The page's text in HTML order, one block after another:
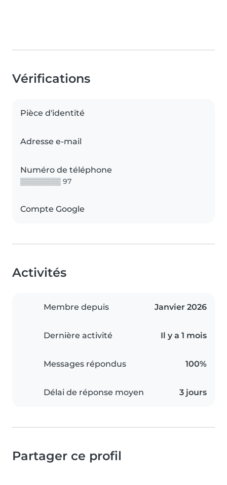
Vérifications
Pièce d'identité
Adresse e-mail
Numéro de téléphone
▒▒▒▒▒▒▒▒ 97
Compte Google
Activités
Membre depuis Janvier 2026
Dernière activité Il y a 1 mois
Messages répondus 100%
Délai de réponse moyen 3 jours
Partager ce profil